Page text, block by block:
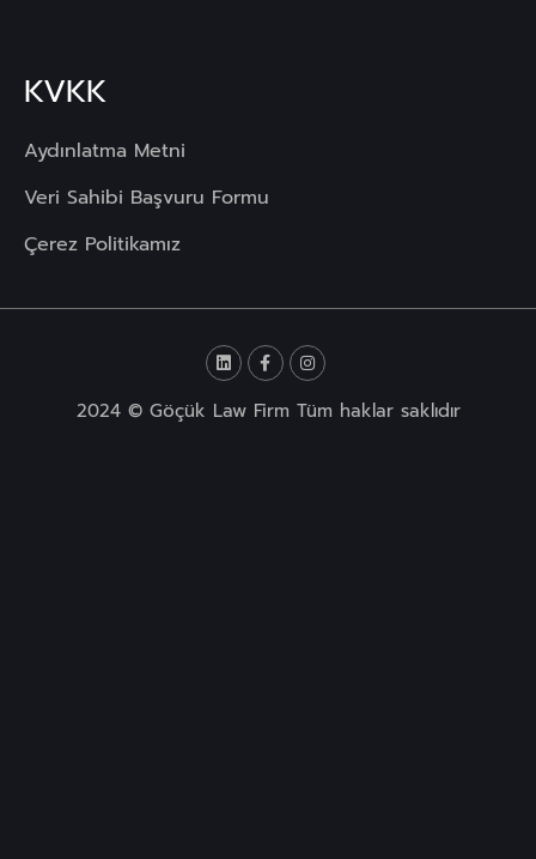
KVKK
Aydınlatma Metni
Veri Sahibi Başvuru Formu
Çerez Politikamız
2024 © Göçük Law Firm Tüm haklar saklıdır